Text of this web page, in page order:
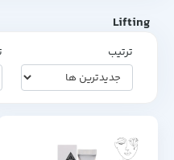
Lifting
ترتیب